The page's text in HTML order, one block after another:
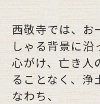
⻄敬寺では、お
しゃる背景に沿
⼼がけ、亡き⼈
ることなく、浄
なわち、